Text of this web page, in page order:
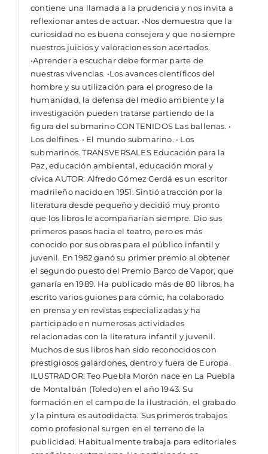
contiene una llamada a la prudencia y nos invita a
reflexionar antes de actuar. •Nos demuestra que la
curiosidad no es buena consejera y que no siempre
nuestros juicios y valoraciones son acertados.
•Aprender a escuchar debe formar parte de
nuestras vivencias. •Los avances científicos del
hombre y su utilización para el progreso de la
humanidad, la defensa del medio ambiente y la
investigación pueden tratarse partiendo de la
figura del submarino CONTENIDOS Las ballenas. •
Los delfines. • El mundo submarino. • Los
submarinos. TRANSVERSALES Educación para la
Paz, educación ambiental, educación moral y
cívica AUTOR: Alfredo Gómez Cerdá es un escritor
madrileño nacido en 1951. Sintió atracción por la
literatura desde pequeño y decidió muy pronto
que los libros le acompañarían siempre. Dio sus
primeros pasos hacia el teatro, pero es más
conocido por sus obras para el público infantil y
juvenil. En 1982 ganó su primer premio al obtener
el segundo puesto del Premio Barco de Vapor, que
ganaría en 1989. Ha publicado más de 80 libros, ha
escrito varios guiones para cómic, ha colaborado
en prensa y en revistas especializadas y ha
participado en numerosas actividades
relacionadas con la literatura infantil y juvenil.
Muchos de sus libros han sido reconocidos con
prestigiosos galardones, dentro y fuera de Europa.
ILUSTRADOR: Teo Puebla Morón nace en La Puebla
de Montalbán (Toledo) en el año 1943. Su
formación en el campo de la ilustración, el grabado
y la pintura es autodidacta. Sus primeros trabajos
como profesional surgen en el terreno de la
publicidad. Habitualmente trabaja para editoriales